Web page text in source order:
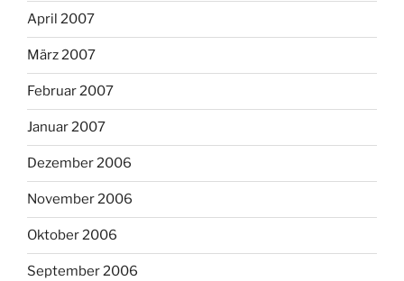
April 2007
März 2007
Februar 2007
Januar 2007
Dezember 2006
November 2006
Oktober 2006
September 2006